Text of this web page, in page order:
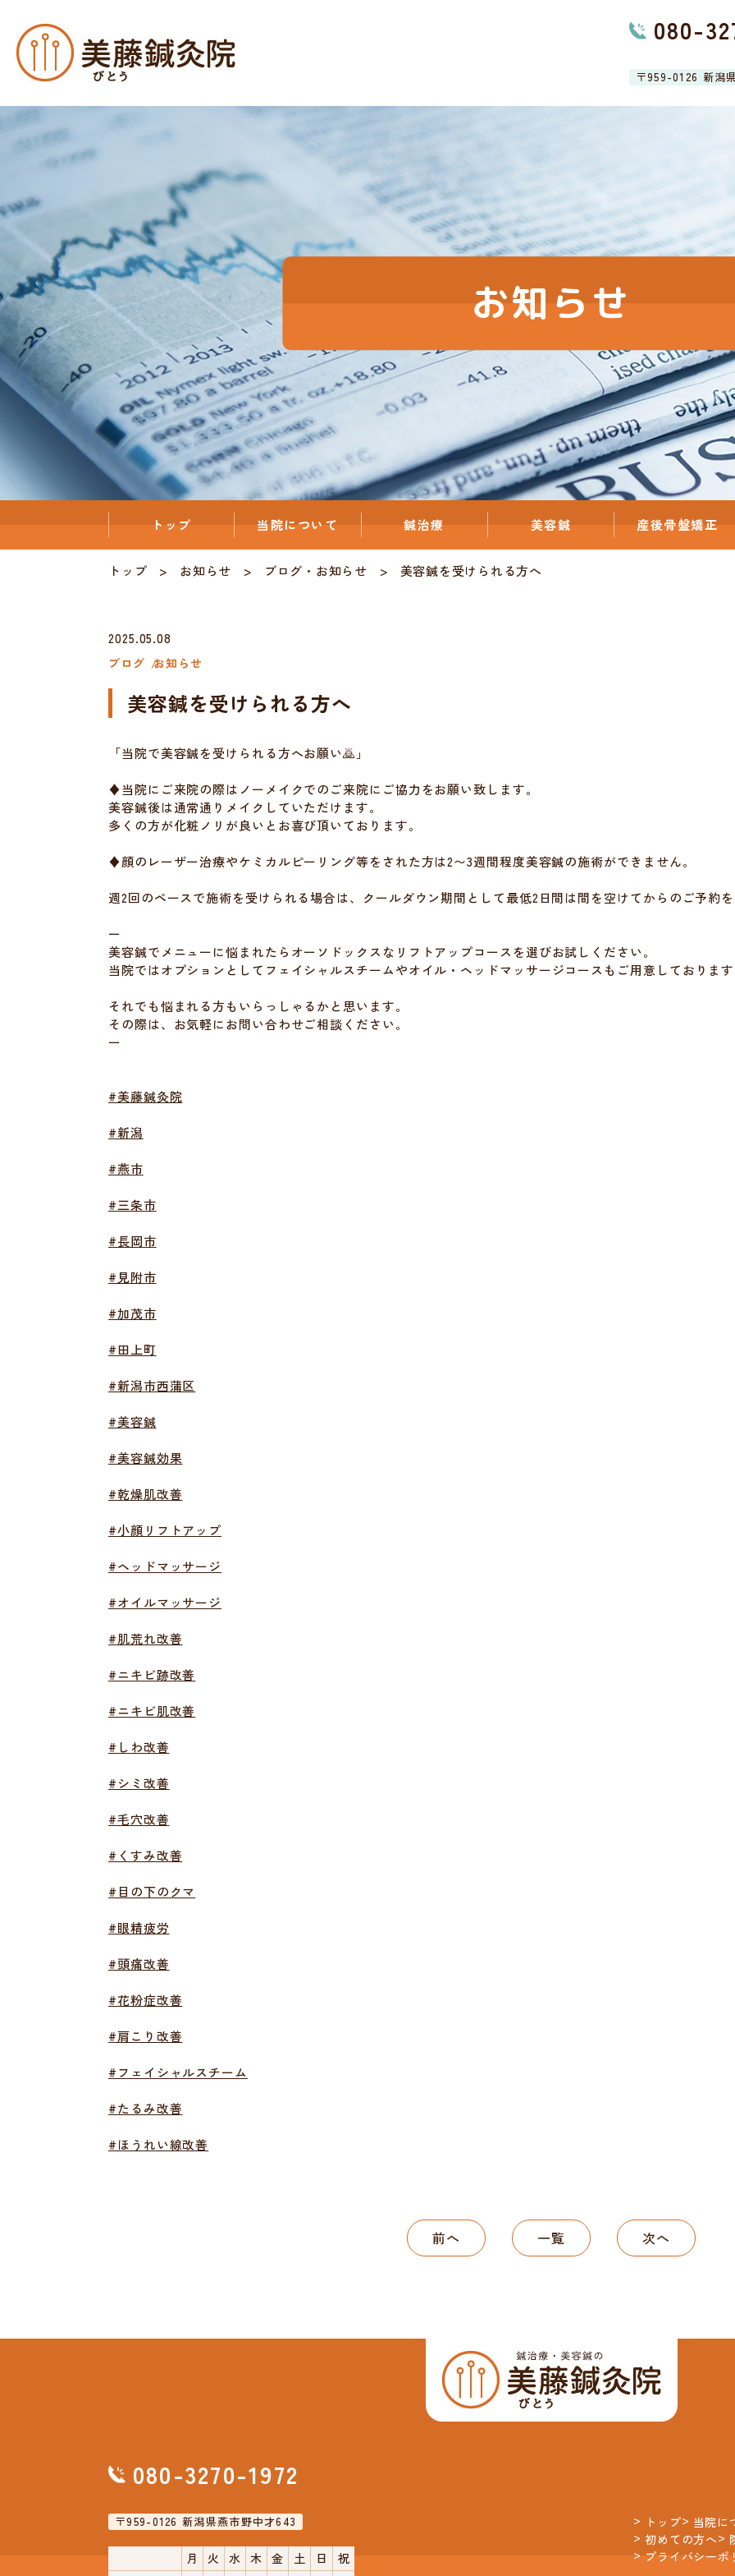
080-
〒959-0126 新潟
お知らせ
トップ 当院について 鍼治療 美容鍼 産後骨盤矯正
トップ お知らせ ブログ ・ お知らせ 美容鍼を受けられる方へ
美容鍼を受けられる方へ
ブログ お知らせ
2025.05.08
「当院で美容鍼を受けられる方へお願い🙇」
♦当院にご来院の際はノーメイクでのご来院にご協力をお願い致します。
美容鍼後は通常通りメイクしていただけます。
多くの方が化粧ノリが良いとお喜び頂いております。
♦顔のレーザー治療やケミカルピーリング等をされた方は2〜3週間程度美容鍼の施術ができません。
週2回のペースで施術を受けられる場合は、クールダウン期間として最低2日間は間を空けてからのご予約を
ー
美容鍼でメニューに悩まれたらオーソドックスなリフトアップコースを選びお試しください。
当院ではオプションとしてフェイシャルスチームやオイル・ヘッドマッサージコースもご用意しております
それでも悩まれる方もいらっしゃるかと思います。
その際は、お気軽にお問い合わせご相談ください。
ー
#美藤鍼灸院
#新潟
#燕市
#三条市
#長岡市
#見附市
#加茂市
#田上町
#新潟市西蒲区
#美容鍼
#美容鍼効果
#乾燥肌改善
#小顔リフトアップ
#ヘッドマッサージ
#オイルマッサージ
#肌荒れ改善
#ニキビ跡改善
#ニキビ肌改善
#しわ改善
#シミ改善
#毛穴改善
#くすみ改善
#目の下のクマ
#眼精疲労
#頭痛改善
#花粉症改善
#肩こり改善
#フェイシャルスチーム
#たるみ改善
#ほうれい線改善
前へ 一覧 次へ
080-3270-1972
〒959-0126 新潟県燕市野中才643
月 火 水 木 金 土 日
祝
トップ 当院に
初めての方へ
プライバシーポ